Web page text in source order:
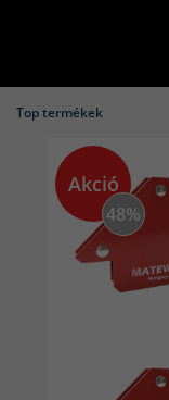
később is
Top termékek
Akció
48%